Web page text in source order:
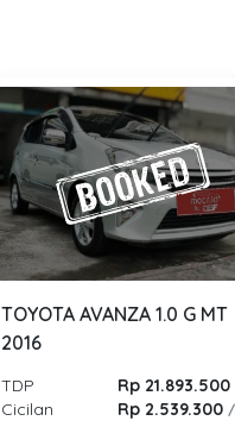
TOYOTA AVANZA 1.0 G MT
2016
TDP
Rp 21.893.500
Cicilan
Rp 2.539.300